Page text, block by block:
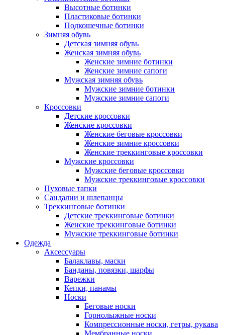
Высотные ботинки
Пластиковые ботинки
Подкошечные ботинки
Зимняя обувь
Детская зимняя обувь
Женская зимняя обувь
Женские зимние ботинки
Женские зимние сапоги
Мужская зимняя обувь
Мужские зимние ботинки
Мужские зимние сапоги
Кроссовки
Детские кроссовки
Женские кроссовки
Женские беговые кроссовки
Женские зимние кроссовки
Женские треккинговые кроссовки
Мужские кроссовки
Мужские беговые кроссовки
Мужские треккинговые кроссовки
Пуховые тапки
Сандалии и шлепанцы
Треккинговые ботинки
Детские треккинговые ботинки
Женские треккинговые ботинки
Мужские треккинговые ботинки
Одежда
Аксессуары
Балаклавы, маски
Банданы, повязки, шарфы
Варежки
Кепки, панамы
Носки
Беговые носки
Горнолыжные носки
Компрессионные носки, гетры, рукава
Мембранные носки